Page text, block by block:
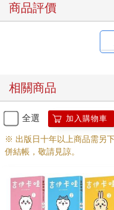
商品評價
相關商品
全選 加入購物車
※ 出版日十年以上商品需另
併結帳，敬請見諒。